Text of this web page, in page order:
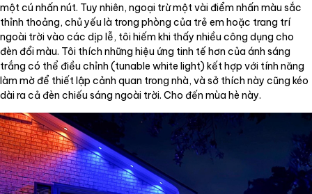
một cú nhấn nút. Tuy nhiên, ngoại trừ một vài điểm nhấn màu sắc
thỉnh thoảng, chủ yếu là trong phòng của trẻ em hoặc trang trí
ngoài trời vào các dịp lễ, tôi hiếm khi thấy nhiều công dụng cho
đèn đổi màu. Tôi thích những hiệu ứng tinh tế hơn của ánh sáng
trắng có thể điều chỉnh (tunable white light) kết hợp với tính năng
làm mờ để thiết lập cảnh quan trong nhà, và sở thích này cũng kéo
dài ra cả đèn chiếu sáng ngoài trời. Cho đến mùa hè này.